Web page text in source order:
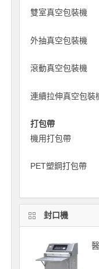
雙室真空包裝機
外抽真空包裝機
滾動真空包裝機
連續拉伸真空包裝
打包帶
機用打包帶
PET塑鋼打包帶
封口機